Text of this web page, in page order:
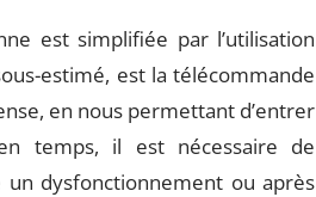
est simplifiée par l’utilisation
estimé, est la télécommande
en nous permettant d’entrer
temps, il est nécessaire de
dysfonctionnement ou après